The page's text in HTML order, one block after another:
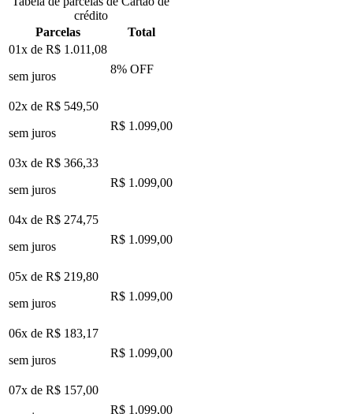
crédito
Parcelas
Total
01x de R$ 1.011,08
sem juros
8% OFF
02x de R$ 549,50
sem juros
R$ 1.099,00
03x de R$ 366,33
sem juros
R$ 1.099,00
04x de R$ 274,75
sem juros
R$ 1.099,00
05x de R$ 219,80
sem juros
R$ 1.099,00
06x de R$ 183,17
sem juros
R$ 1.099,00
07x de R$ 157,00
R$ 1.099,00